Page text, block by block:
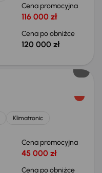
Cena promocyjna
116 000 zł
Cena po obniżce
120 000 zł
Klimatronic
Cena promocyjna
45 000 zł
Cena po obniżce